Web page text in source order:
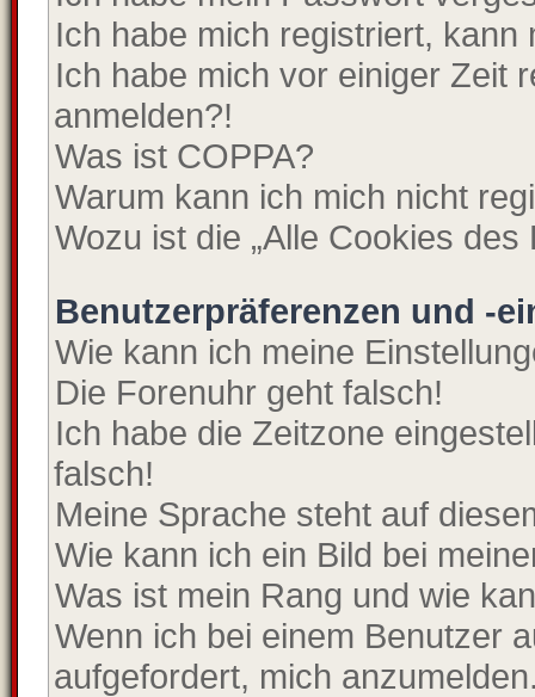
Ich habe mich registriert,
Ich habe mich vor einiger Zeit
anmelden?!
Was ist COPPA?
Warum kann ich mich nicht
Wozu ist die „Alle Cookies
Benutzerpräferenzen und -
Wie kann ich meine
Die Forenuhr geht falsch!
Ich habe die Zeitzone
falsch!
Meine Sprache steht auf
Wie kann ich ein Bild bei
Was ist mein Rang und wie
Wenn ich bei einem Benutzer
aufgefordert, mich